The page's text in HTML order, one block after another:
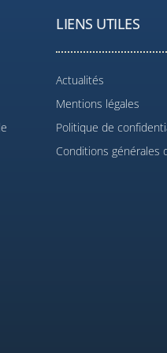
LIENS UTILES
Actualités
Mentions légales
Politique de
Conditions générales